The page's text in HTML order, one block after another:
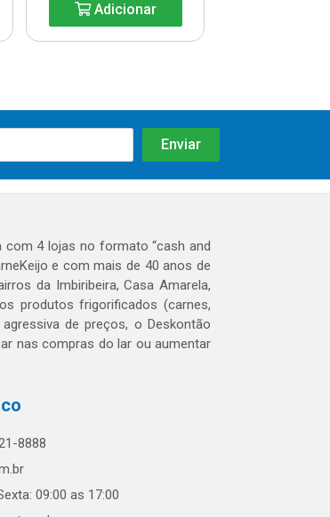
Adicionar
com 4 lojas no formato “cash and
e com mais de 40 anos de
da Imbiribeira, Casa Amarela,
produtos frigorificados (carnes,
de preços, o Deskontão
nas compras do lar ou aumentar
8888
09:00 as 17:00